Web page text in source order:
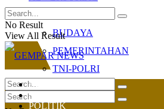
BUDAYA
PEMERINTAHAN
TNI-POLRI
No Result
View All Result
HOME
NASIONAL
POLITIK